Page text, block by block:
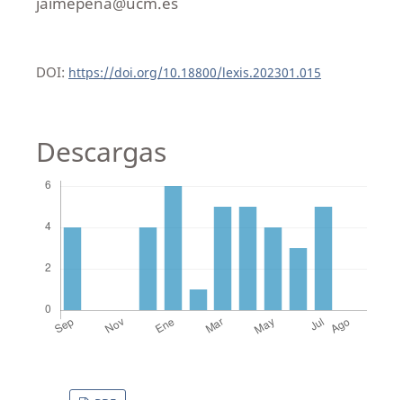
DOI: https://doi.org/10.18800/lexis.202301.015
Descargas